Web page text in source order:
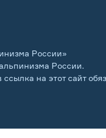
России»
России.
на этот сайт